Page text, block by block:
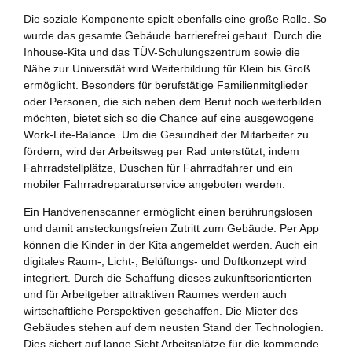
Mitmachen ?
Die soziale Komponente spielt ebenfalls eine große Rolle. So
wurde das gesamte Gebäude barrierefrei gebaut. Durch die
Inhouse-Kita und das TÜV-Schulungszentrum sowie die
Nähe zur Universität wird Weiterbildung für Klein bis Groß
ermöglicht. Besonders für berufstätige Familienmitglieder
oder Personen, die sich neben dem Beruf noch weiterbilden
möchten, bietet sich so die Chance auf eine ausgewogene
Work-Life-Balance. Um die Gesundheit der Mitarbeiter zu
fördern, wird der Arbeitsweg per Rad unterstützt, indem
Fahrradstellplätze, Duschen für Fahrradfahrer und ein
mobiler Fahrradreparaturservice angeboten werden.
Ein Handvenenscanner ermöglicht einen berührungslosen
und damit ansteckungsfreien Zutritt zum Gebäude. Per App
können die Kinder in der Kita angemeldet werden. Auch ein
digitales Raum-, Licht-, Belüftungs- und Duftkonzept wird
integriert. Durch die Schaffung dieses zukunftsorientierten
und für Arbeitgeber attraktiven Raumes werden auch
wirtschaftliche Perspektiven geschaffen. Die Mieter des
Gebäudes stehen auf dem neusten Stand der Technologien.
Dies sichert auf lange Sicht Arbeitsplätze für die kommende